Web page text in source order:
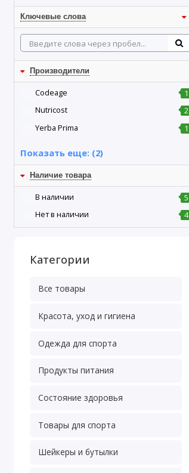
Ключевые слова
Производители
Codeage
1
Nutricost
2
Yerba Prima
1
Показать еще: (2)
Наличие товара
В наличии
5
Нет в наличии
4
Категории
Все товары
Красота, уход и гигиена
Одежда для спорта
Продукты питания
Состояние здоровья
Товары для спорта
Шейкеры и бутылки